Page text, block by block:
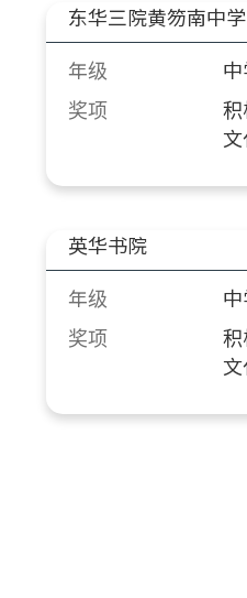
东华三院黄笏南中学
年级
奖项
英华书院
年级
奖项